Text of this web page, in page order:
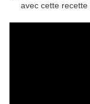
avec cette